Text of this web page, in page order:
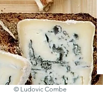
© Ludovic Combe